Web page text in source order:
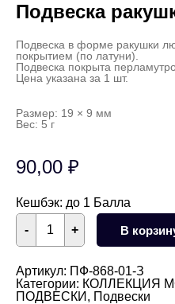
Подвеска
Подвеска в форме ракушки
покрытием (по латуни).
Подвеска покрыта
Цена указана за 1 шт.
Размер: 19 × 9 мм
Вес: 5 г
90,00 ₽
Кешбэк: до 1 Балла
+
Количество
товара
Подвеска
19
мм
(золото)
- В
Артикул: ПФ-868-01-З
Категории: КОЛЛЕКЦИЯ
ПОДВЕСКИ , Подвески